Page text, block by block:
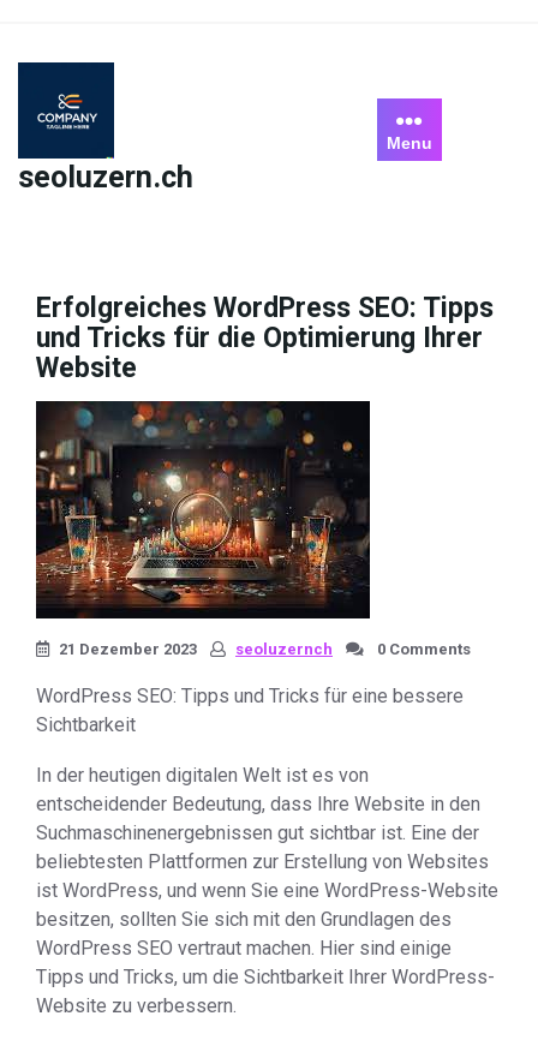
content
seoluzern.ch
Menu
Erfolgreiches WordPress SEO: Tipps
und Tricks für die Optimierung Ihrer
Website
21 Dezember 2023 seoluzernch 0 Comments
WordPress SEO: Tipps und Tricks für eine bessere
Sichtbarkeit
In der heutigen digitalen Welt ist es von
entscheidender Bedeutung, dass Ihre Website in den
Suchmaschinenergebnissen gut sichtbar ist. Eine der
beliebtesten Plattformen zur Erstellung von Websites
ist WordPress, und wenn Sie eine WordPress-Website
besitzen, sollten Sie sich mit den Grundlagen des
WordPress SEO vertraut machen. Hier sind einige
Tipps und Tricks, um die Sichtbarkeit Ihrer WordPress-
Website zu verbessern.